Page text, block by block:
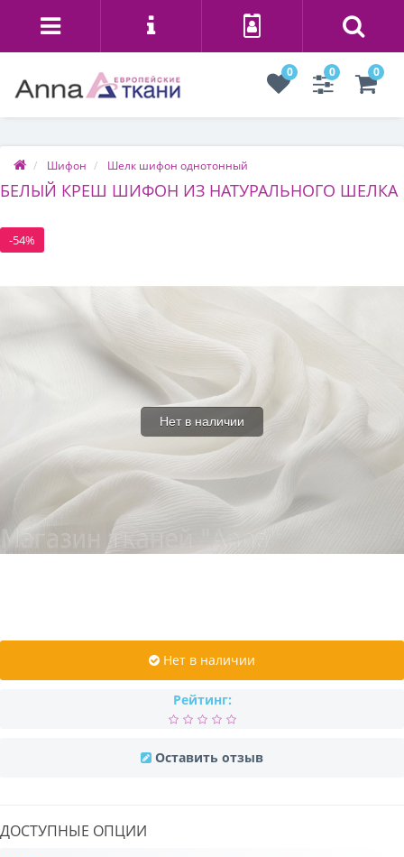
0 0 0
Шифон Шелк шифон однотонный
БЕЛЫЙ КРЕШ ШИФОН ИЗ НАТУРАЛЬНОГО ШЕЛКА
-54%
Нет в наличии
Нет в наличии
Рейтинг:
Оставить отзыв
ДОСТУПНЫЕ ОПЦИИ